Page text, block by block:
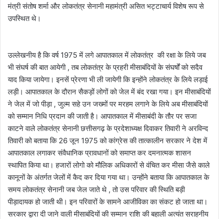
मंत्री संतोष शर्मा और लोकतंत्र सेनानी महामंत्री असित भट्टाचार्य विशेष रूप से
उपस्थित थे।
उल्लेखनीय है कि वर्ष 1975 में लगे आपातकाल में लोकतंत्र की रक्षा के लिये जब
भी संघर्ष की बात आयेगी , तब लोकतंत्र के प्रहरी मीसाबंदियों के संघर्षों को सदैव
याद किया जायेगा। इनसें प्रेरणा भी ली जायेगी कि इन्होंने लोकतंत्र के लिये लड़ाई
लड़ी। आपातकाल के दौरान सैकड़ों लोगों को जेल में बंद रखा गया। इन मीसाबंदियों
ने जेल में जो पीड़ा , जुल्म सहे उन जख्मों पर मरहम लगाने के लिये अब मीसाबंदियों
को सम्मान निधि प्रदान की जाती है। आपातकाल में मीसाबंदी के तौर पर सजा
काटने वाले लोकतंत्र सेनानी छत्तीसगढ़ के प्रदेशाध्यक्ष दिवाकर तिवारी ने अरविन्द
तिवारी को बताया कि 26 जून 1975 को कांग्रेस की तात्कालीन सरकार ने देश में
आपातकाल लगाकर संवैधानिक प्रावधानों को समाप्त कर दमनात्मक शासन
स्थापित किया था। हजारों लोगो को मौलिक अधिकारों से वंचित कर मीसा जैसे काले
कानूनों के अंतर्गत जेलों में कैद कर दिया गया था। उन्होंने बताया कि आपातकाल के
समय लोकतंत्र सेनानी जब जेल जाते थे , तो उस परिवार की स्थिति बड़ी
पीड़ादायक हो जाती थी। इन परिवारों के सामने आजीविका का संकट हो जाता था।
सरकार द्वारा दी जाने वाली मीसाबंदियों की सम्मान राशि की बहाली अत्यंत सराहनीय